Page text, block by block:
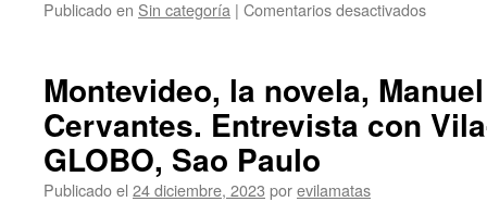
Publicado en Sin categoría | Comentarios desactivados
Montevideo, la novela,
Cervantes. Entrevista con
GLOBO, Sao Paulo
Publicado el 24 diciembre, 2023 porevilamatas